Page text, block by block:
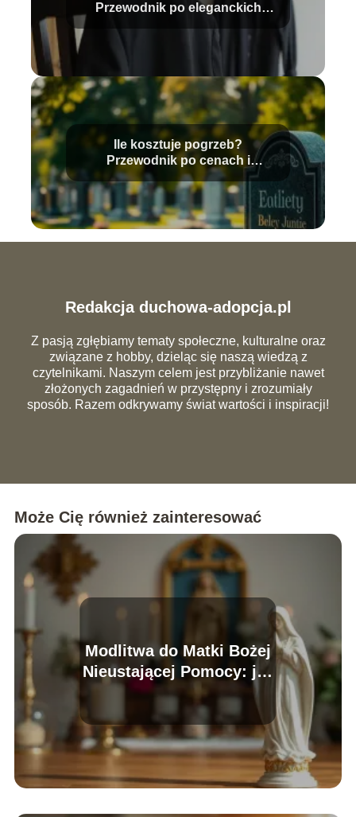
Przewodnik po eleganckich
Ile kosztuje pogrzeb?
Przewodnik po cenach i
usługach pogrzebowych
Redakcja duchowa-adopcja.pl
Z pasją zgłębiamy tematy społeczne, kulturalne oraz
związane z hobby, dzieląc się naszą wiedzą z
czytelnikami. Naszym celem jest przybliżanie nawet
złożonych zagadnień w przystępny i zrozumiały
sposób. Razem odkrywamy świat wartości i inspiracji!
Może Cię również zainteresować
Modlitwa do Matki Bożej
Nieustającej Pomocy: jak
ją odmawiać?